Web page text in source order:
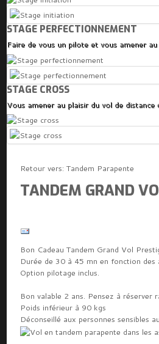
STAGE PERFECTIONNEMENT
Faire de vous un pilote et vous amener
STAGE CROSS
Vous amener au plaisir du vol de
Retour vers: Tandem Parapente
TANDEM GRAND
Bon Cadeau Tandem Grand Vol
Durée de 30 à 45 mn en fonction des
Option pilotage inclus.
Bon valable 2 ans. Pensez à réserver
Poids inférieur à 90 kgs
Déconseillé aux personnes sensibles